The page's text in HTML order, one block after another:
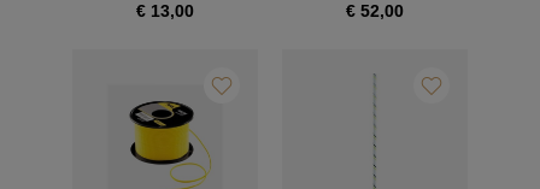
€ 13,00
€ 52,00